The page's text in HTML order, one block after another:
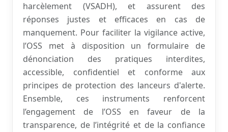
harcèlement (VSADH), et assurent des
réponses justes et efficaces en cas de
manquement. Pour faciliter la vigilance active,
l’OSS met à disposition un formulaire de
dénonciation des pratiques interdites,
accessible, confidentiel et conforme aux
principes de protection des lanceurs d'alerte.
Ensemble, ces instruments renforcent
l’engagement de l’OSS en faveur de la
transparence, de l’intégrité et de la confiance